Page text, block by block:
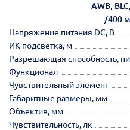
AWB,
/400
Напряжение питания DC, В
ИК-подсветка, м
Разрешающая способность,
Функционал
Чувствительный элемент
Габаритные размеры, мм
Объектив, мм
Чувствительность, лк